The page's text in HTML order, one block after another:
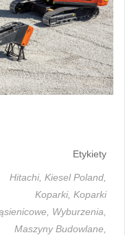
Etykiety
Hitachi, Kiesel Poland,
Koparki, Koparki
Wyburzenia,
Maszyny Budowlane,